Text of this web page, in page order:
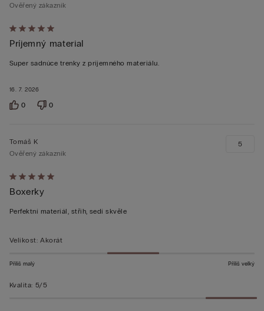
Hodnocení:
5
z 5
16. 7. 2026
Ověřený zákazník
Príjemný material
Super sadnúce trenky z príjemného materiálu.
0 0
Hodnocení:
5
z 5
Tomáš K
Ověřený zákazník
Boxerky
Perfektní materiál, střih, sedí skvěle
5
Velikost: Akorát
Příliš malý Příliš velký
Kvalita: 5/5